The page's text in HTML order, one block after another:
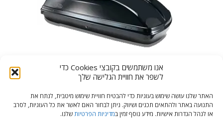
אנו משתמשים בקובצי Cookies כדי
לשפר את חוויית הגלישה שלך
האתר שלנו עושה שימוש בעוגיות כדי להבטיח חוויית שימוש מיטבית, לנתח את
התנועה באתר ולהתאים תכנים ושיווק. ניתן לבחור האם לאשר את כל העוגיות, לסרב
או לנהל הגדרות אישיות. מידע נוסף זמין במדיניות הפרטיותשלנו.
ערסלים לרכב אלומיניום